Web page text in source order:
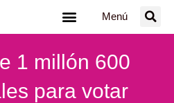
Menú
1 millón 600
para votar